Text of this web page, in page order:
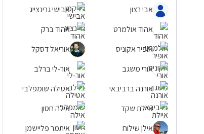
אבי רצון
אבישי גרינצייג
אהוד אולמרט
אהוד ברק
אופיר אקוניס
אוריאל דסקל
אורי משגב
אור-לי ברלב
אורנה ברביבאי
אטילה שומפלבי
איילת שקד
אילה חסון
אילן שילוח
איתמר פליישמן